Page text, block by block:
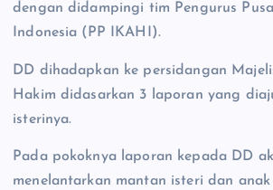
dengan didampingi tim Pengurus
Indonesia (PP IKAHI).
DD dihadapkan ke persidangan
Hakim didasarkan 3 laporan yang
isterinya.
Pada pokoknya laporan kepada DD
menelantarkan mantan isteri dan anak